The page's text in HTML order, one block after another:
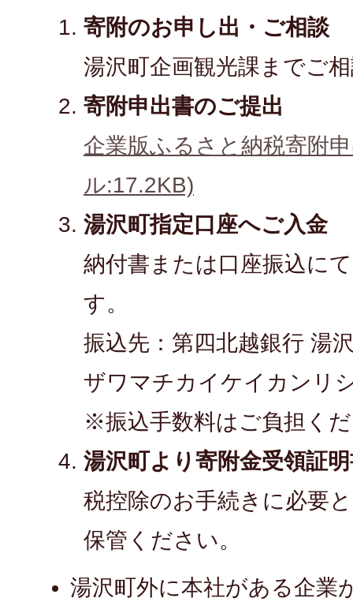
寄附のお申し出・ご相談
湯沢町企画観光課までご
寄附申出書のご提出
企業版ふるさと納税寄附
ル:17.2KB)
湯沢町指定口座へご入金
納付書または口座振込に
す。
振込先：第四北越銀行 湯
ザワマチカイケイカンリ
※振込手数料はご負担く
湯沢町より寄附金受領証
税控除のお手続きに必要
保管ください。
湯沢町外に本社がある企業